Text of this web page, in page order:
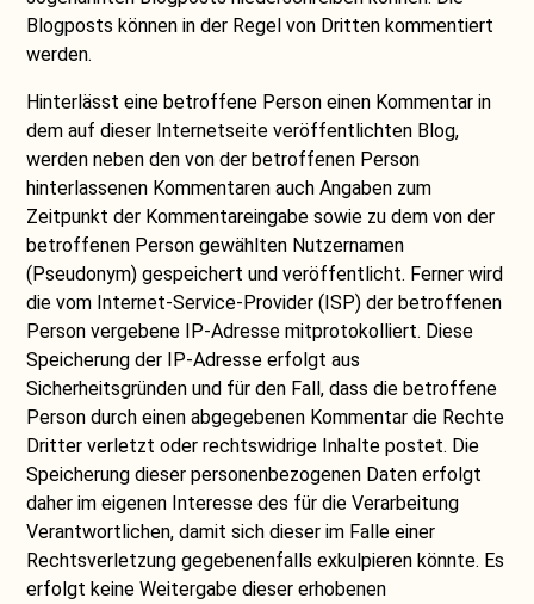
Blogposts können in der Regel von Dritten kommentiert
werden.
Hinterlässt eine betroffene Person einen Kommentar in
dem auf dieser Internetseite veröffentlichten Blog,
werden neben den von der betroffenen Person
hinterlassenen Kommentaren auch Angaben zum
Zeitpunkt der Kommentareingabe sowie zu dem von der
betroffenen Person gewählten Nutzernamen
(Pseudonym) gespeichert und veröffentlicht. Ferner wird
die vom Internet-Service-Provider (ISP) der betroffenen
Person vergebene IP-Adresse mitprotokolliert. Diese
Speicherung der IP-Adresse erfolgt aus
Sicherheitsgründen und für den Fall, dass die betroffene
Person durch einen abgegebenen Kommentar die Rechte
Dritter verletzt oder rechtswidrige Inhalte postet. Die
Speicherung dieser personenbezogenen Daten erfolgt
daher im eigenen Interesse des für die Verarbeitung
Verantwortlichen, damit sich dieser im Falle einer
Rechtsverletzung gegebenenfalls exkulpieren könnte. Es
erfolgt keine Weitergabe dieser erhobenen